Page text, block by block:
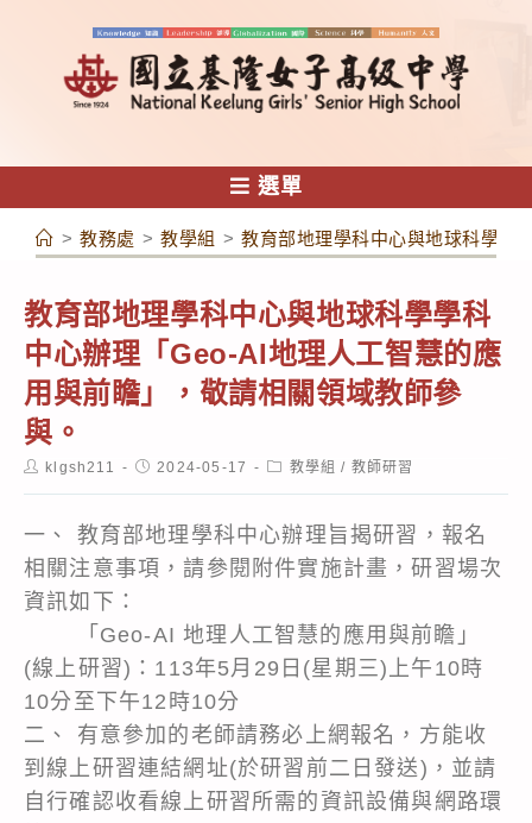
容
選單
> 教務處 > 教學組 > 教育部地理學科中心與地球科學學
教育部地理學科中心與地球科學學科
中心辦理「Geo-AI地理人工智慧的應
用與前瞻」，敬請相關領域教師參
與。
Postklgsh211
Post2024-05-17
Post教學組 / 教師研習
一、 教育部地理學科中心辦理旨揭研習，報名
相關注意事項，請參閱附件實施計畫，研習場次
資訊如下：
「Geo-AI 地理人工智慧的應用與前瞻」
(線上研習)：113年5月29日(星期三)上午10時
10分至下午12時10分
二、 有意參加的老師請務必上網報名，方能收
到線上研習連結網址(於研習前二日發送)，並請
自行確認收看線上研習所需的資訊設備與網路環